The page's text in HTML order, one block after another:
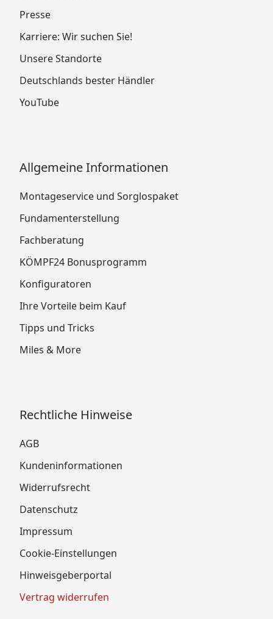
Presse
Karriere: Wir suchen Sie!
Unsere Standorte
Deutschlands bester Händler
YouTube
Allgemeine Informationen
Montageservice und Sorglospaket
Fundamenterstellung
Fachberatung
KÖMPF24 Bonusprogramm
Konfiguratoren
Ihre Vorteile beim Kauf
Tipps und Tricks
Miles & More
Rechtliche Hinweise
AGB
Kundeninformationen
Widerrufsrecht
Datenschutz
Impressum
Cookie-Einstellungen
Hinweisgeberportal
Vertrag widerrufen